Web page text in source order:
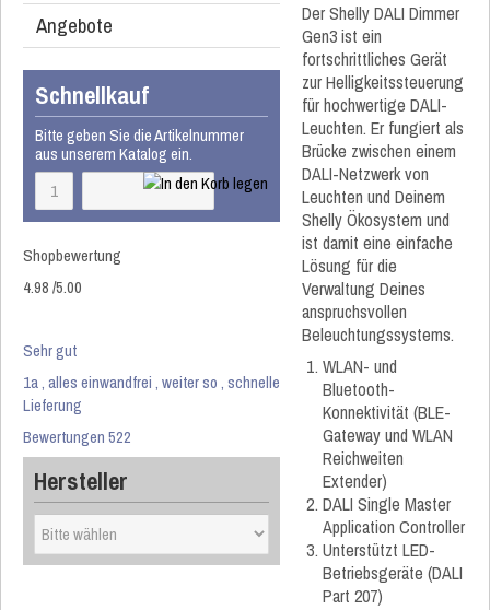
Angebote
Schnellkauf
Bitte geben Sie die Artikelnummer
aus unserem Katalog ein.
Shopbewertung
4.98/5.00
Sehr gut
1a , alles einwandfrei , weiter so , schnelle
Lieferung
Bewertungen 522
Hersteller
Der Shelly DALI Dimmer
Gen3 ist ein
fortschrittliches Gerät
zur Helligkeitssteuerung
für hochwertige DALI-
Leuchten. Er fungiert als
Brücke zwischen einem
DALI-Netzwerk von
Leuchten und Deinem
Shelly Ökosystem und
ist damit eine einfache
Lösung für die
Verwaltung Deines
anspruchsvollen
Beleuchtungssystems.
WLAN- und
Bluetooth-
Konnektivität (BLE-
Gateway und WLAN
Reichweiten
Extender)
DALI Single Master
Application Controller
Unterstützt LED-
Betriebsgeräte (DALI
Part 207)